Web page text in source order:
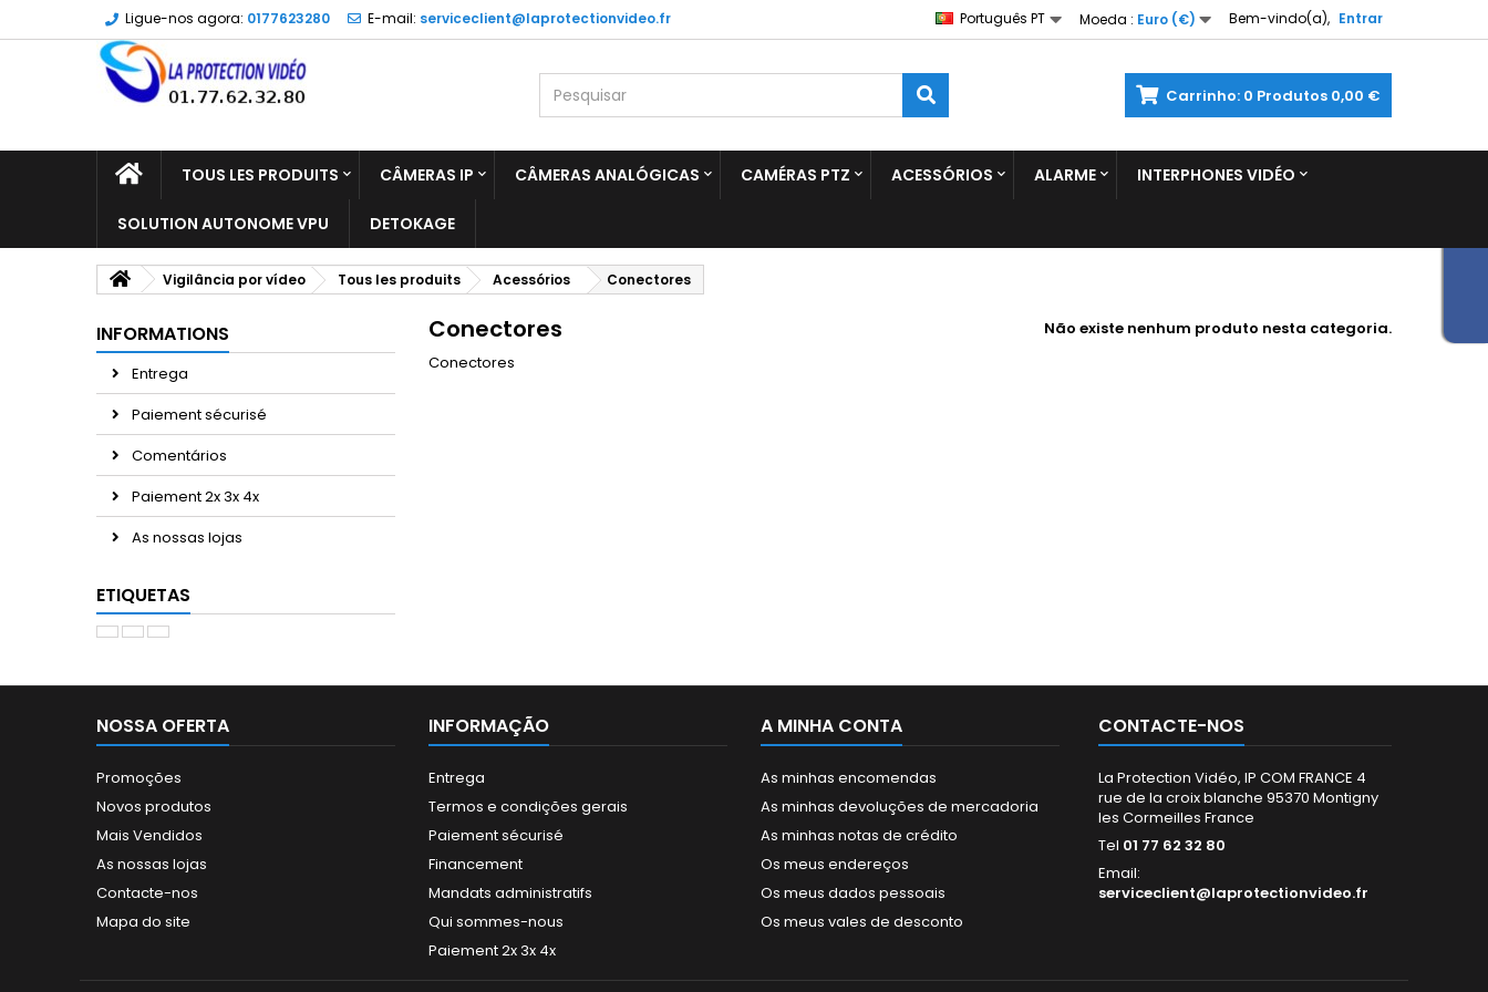
Bem-vindo(a), Entrar
Moeda : Euro (€)
Português PT
Ligue-nos agora: 0177623280 E-mail: serviceclient@laprotectionvideo.fr
Carrinho: 0 Produtos 0,00 €
TOUS LES PRODUITS CÂMERAS IP CÂMERAS ANALÓGICAS CAMÉRAS PTZ ACESSÓRIOS ALARME INTERPHONES VIDÉO
SOLUTION AUTONOME VPU DETOKAGE
Vigilância por vídeo Tous les produits Acessórios Conectores
INFORMATIONS
Entrega
Paiement sécurisé
Comentários
Paiement 2x 3x 4x
As nossas lojas
ETIQUETAS
Conectores
Não existe nenhum produto nesta categoria.
Conectores
NOSSA OFERTA
Promoções
Novos produtos
Mais Vendidos
As nossas lojas
Contacte-nos
Mapa do site
INFORMAÇÃO
Entrega
Termos e condições gerais
Paiement sécurisé
Financement
Mandats administratifs
Qui sommes-nous
Paiement 2x 3x 4x
A MINHA CONTA
As minhas encomendas
As minhas devoluções de mercadoria
As minhas notas de crédito
Os meus endereços
Os meus dados pessoais
Os meus vales de desconto
CONTACTE-NOS
La Protection Vidéo, IP COM FRANCE 4
rue de la croix blanche 95370 Montigny
les Cormeilles France
Tel 01 77 62 32 80
Email:
serviceclient@laprotectionvideo.fr